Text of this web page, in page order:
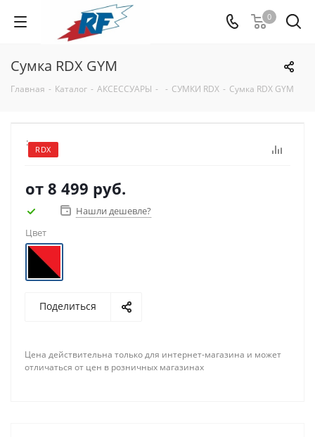
0
Сумка RDX GYM
Главная - Каталог - АКСЕССУАРЫ - - СУМКИ RDX - Сумка RDX GYM
RDX
:
от 8 499 руб.
Нашли дешевле?
Цвет
Поделиться
Цена действительна только для интернет-магазина и может
отличаться от цен в розничных магазинах